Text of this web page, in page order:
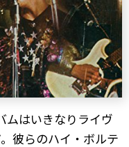
ムはいきなりライヴ
彼らのハイ・ボルテ